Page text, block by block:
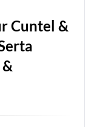
Cuntel &